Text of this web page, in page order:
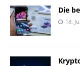
Die
18.